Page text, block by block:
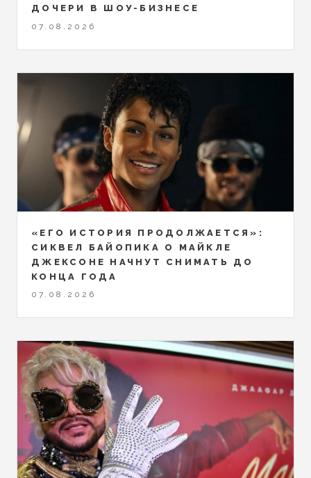
ДОЧЕРИ В ШОУ-БИЗНЕСЕ
07.08.2026
«ЕГО ИСТОРИЯ ПРОДОЛЖАЕТСЯ»:
СИКВЕЛ БАЙОПИКА О МАЙКЛЕ
ДЖЕКСОНЕ НАЧНУТ СНИМАТЬ ДО
КОНЦА ГОДА
07.08.2026